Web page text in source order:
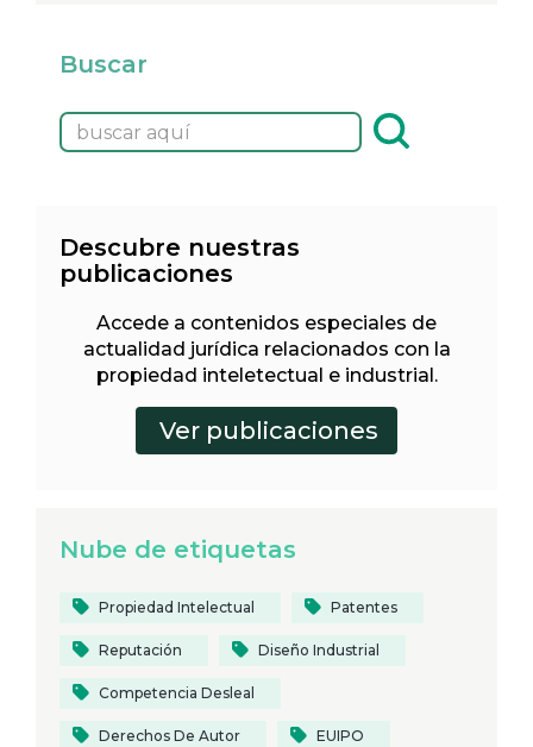
Buscar
Descubre nuestras
publicaciones
Accede a contenidos especiales de
actualidad jurídica relacionados con la
propiedad inteletectual e industrial.
Nube de etiquetas
Propiedad Intelectual Patentes
Reputación Diseño Industrial
Competencia Desleal
Derechos De Autor EUIPO